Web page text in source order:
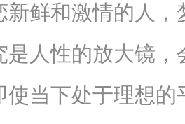
新鲜和激情的人
是人性的放大镜
使当下处于理想